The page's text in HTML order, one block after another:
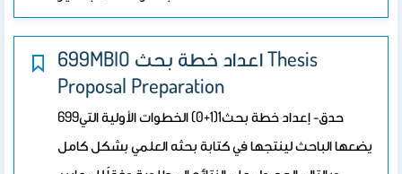
699MBIO اعداد خطة بحث Thesis
Proposal Preparation
699حدق- إعداد خطة بحث1(1+0) الخطوات الأولية التي
يضعها الباحث لينتجها في كتابة بحثه العلمي بشكل كامل